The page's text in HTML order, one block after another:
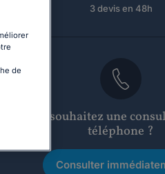
3 devis en 48h
Vous souhaitez une
téléphone ?
Consulter
de